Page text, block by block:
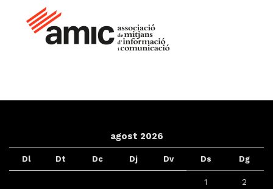
agost 2026
Dl Dt Dc Dj Dv Ds Dg
1 2